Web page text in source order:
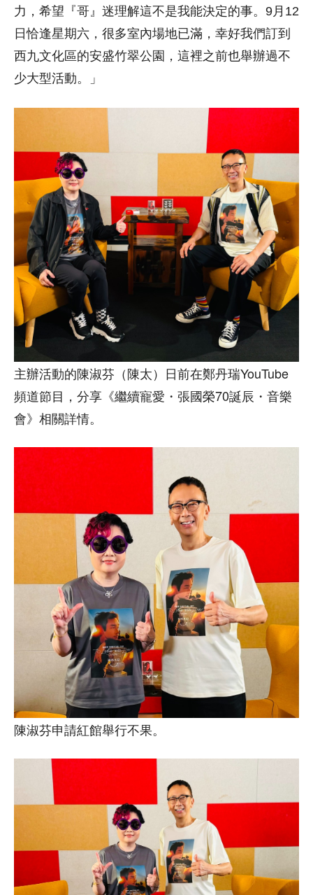
力，希望『哥』迷理解這不是我能決定的事。9月12
日恰逢星期六，很多室內場地已滿，幸好我們訂到
西九文化區的安盛竹翠公園，這裡之前也舉辦過不
少大型活動。」
主辦活動的陳淑芬（陳太）日前在鄭丹瑞YouTube
頻道節目，分享《繼續寵愛・張國榮70誕辰・音樂
會》相關詳情。
陳淑芬申請紅館舉行不果。